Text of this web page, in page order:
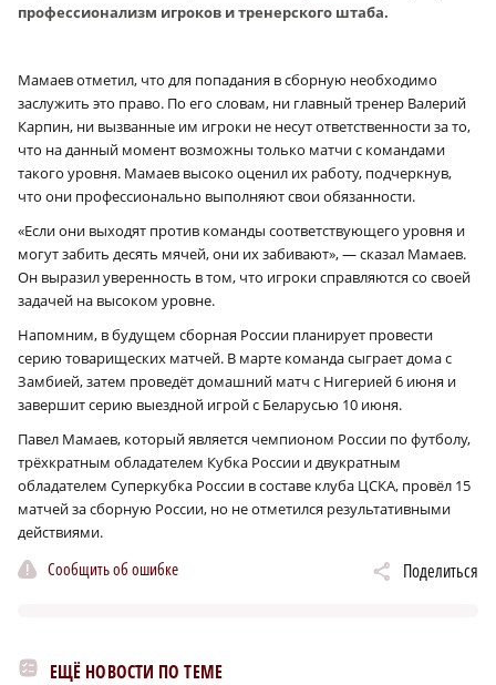
профессионализм игроков и тренерского штаба.
Мамаев отметил, что для попадания в сборную необходимо
заслужить это право. По его словам, ни главный тренер Валерий
Карпин, ни вызванные им игроки не несут ответственности за то,
что на данный момент возможны только матчи с командами
такого уровня. Мамаев высоко оценил их работу, подчеркнув,
что они профессионально выполняют свои обязанности.
«Если они выходят против команды соответствующего уровня и
могут забить десять мячей, они их забивают», — сказал Мамаев.
Он выразил уверенность в том, что игроки справляются со своей
задачей на высоком уровне.
Напомним, в будущем сборная России планирует провести
серию товарищеских матчей. В марте команда сыграет дома с
Замбией, затем проведёт домашний матч с Нигерией 6 июня и
завершит серию выездной игрой с Беларусью 10 июня.
Павел Мамаев, который является чемпионом России по футболу,
трёхкратным обладателем Кубка России и двукратным
обладателем Суперкубка России в составе клуба ЦСКА, провёл 15
матчей за сборную России, но не отметился результативными
действиями.
Сообщить об ошибке Поделиться
ЕЩЁ НОВОСТИ ПО ТЕМЕ